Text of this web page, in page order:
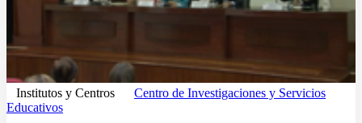
Institutos y Centros
Centro de Investigaciones y Servicios
Educativos